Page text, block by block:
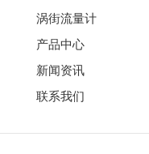
涡街流量计
产品中心
新闻资讯
联系我们